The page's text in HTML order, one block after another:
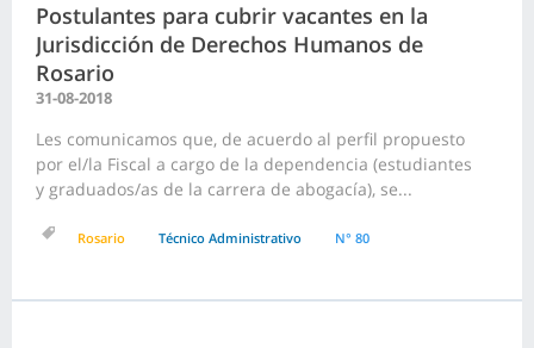
Postulantes para cubrir vacantes en la
Jurisdicción de Derechos Humanos de
Rosario
31-08-2018
Les comunicamos que, de acuerdo al perfil propuesto
por el/la Fiscal a cargo de la dependencia (estudiantes
y graduados/as de la carrera de abogacía), se...
Rosario Técnico Administrativo N° 80